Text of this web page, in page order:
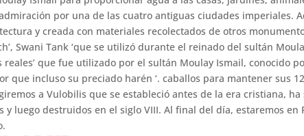
por una de las cuatro antiguas ciudades imperiales.
y creada con materiales recolectados de otros
Swani Tank ‘que se utilizó durante el reinado del sultán
reales’ que fue utilizado por el sultán Moulay Ismail, conocido
que incluso su preciado harén ‘. caballos para mantener sus
a Vulobilis que se estableció antes de la era cristiana,
luego destruidos en el siglo VIII. Al final del día, estaremos